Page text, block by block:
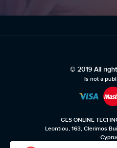
© 2019 All
Is not a
GES ONLINE
Leontiou, 163, Clerimos